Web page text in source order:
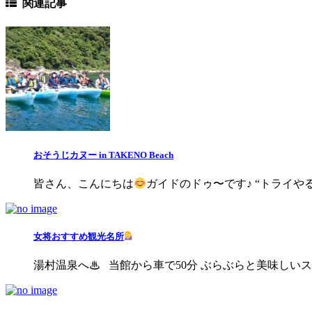
関連記事
おそうじカヌー in TAKENO Beach
皆さん、こんにちは ガイドのドゥ〜です♪ “トライや
女将おすすめ観光名所
湯村温泉へ♨ 当館から車で50分 ぶらぶらと美味しい